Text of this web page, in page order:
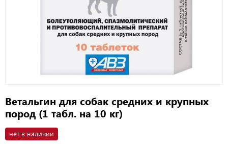
Ветальгин для собак средних и крупных
пород (1 табл. на 10 кг)
нет в наличии